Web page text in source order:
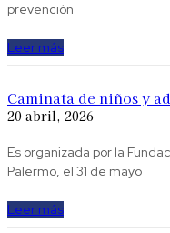
prevención
Leer más
Caminata de niños y
20 abril, 2026
Es organizada por la
Palermo, el 31 de mayo
Leer más